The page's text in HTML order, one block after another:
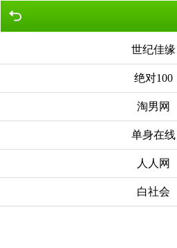
世纪佳缘
绝对100
淘男网
单身在线
人人网
白社会